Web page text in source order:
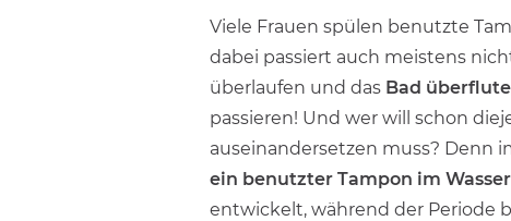
Viele Frauen spülen benutzte
dabei passiert auch meistens
überlaufen und das Bad
passieren! Und wer will schon
auseinandersetzen muss? Denn
ein benutzter Tampon im
entwickelt, während der Periode